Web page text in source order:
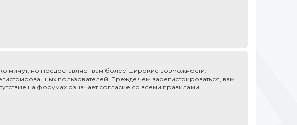
минут, но предоставляет вам более широкие возможности.
пользователей. Прежде чем зарегистрироваться, вам
на форумах означает согласие со всеми правилами.